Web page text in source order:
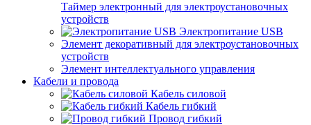
Таймер электронный для электроустановочных
устройств
Электропитание USB
Элемент декоративный для электроустановочных
устройств
Элемент интеллектуального управления
Кабели и провода
Кабель силовой
Кабель гибкий
Провод гибкий